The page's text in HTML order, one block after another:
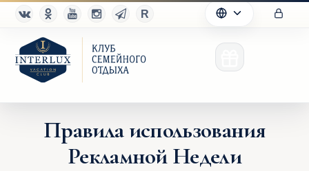
Клуб
Правила использования
Рекламной Недели